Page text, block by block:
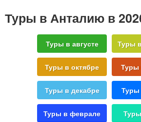
Туры в Анталию в
Туры в августе Туры
Туры в октябре Туры
Туры в декабре Туры
Туры в феврале